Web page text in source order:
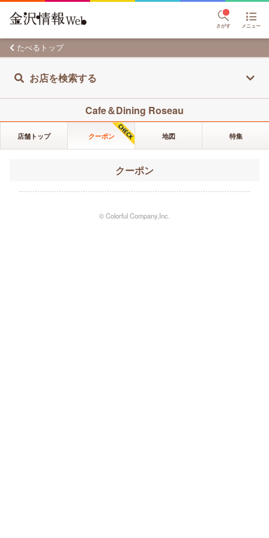
さがす メニュー
たべるトップ
お店を検索する
Cafe＆Dining Roseau
店舗トップ クーポン 地図 特集
クーポン
© Colorful Company,Inc.